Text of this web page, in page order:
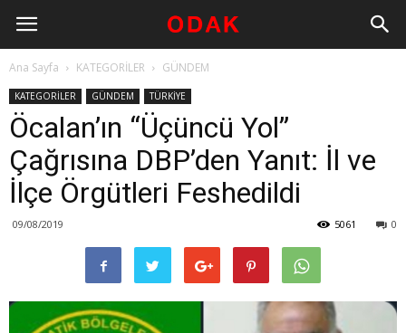
Ana Sayfa KATEGORİLER GÜNDEM
KATEGORİLER GÜNDEM TÜRKİYE
Öcalan’ın “Üçüncü Yol”
Çağrısına DBP’den Yanıt: İl ve
İlçe Örgütleri Feshedildi
09/08/2019 0
5061